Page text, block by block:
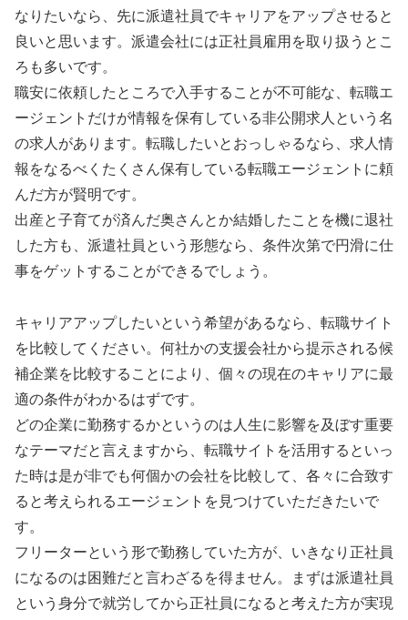
なりたいなら、先に派遣社員でキャリアをアップさせると
良いと思います。派遣会社には正社員雇用を取り扱うとこ
ろも多いです。
職安に依頼したところで入手することが不可能な、転職エ
ージェントだけが情報を保有している非公開求人という名
の求人があります。転職したいとおっしゃるなら、求人情
報をなるべくたくさん保有している転職エージェントに頼
んだ方が賢明です。
出産と子育てが済んだ奥さんとか結婚したことを機に退社
した方も、派遣社員という形態なら、条件次第で円滑に仕
事をゲットすることができるでしょう。
キャリアアップしたいという希望があるなら、転職サイト
を比較してください。何社かの支援会社から提示される候
補企業を比較することにより、個々の現在のキャリアに最
適の条件がわかるはずです。
どの企業に勤務するかというのは人生に影響を及ぼす重要
なテーマだと言えますから、転職サイトを活用するといっ
た時は是が非でも何個かの会社を比較して、各々に合致す
ると考えられるエージェントを見つけていただきたいで
す。
フリーターという形で勤務していた方が、いきなり正社員
になるのは困難だと言わざるを得ません。まずは派遣社員
という身分で就労してから正社員になると考えた方が実現